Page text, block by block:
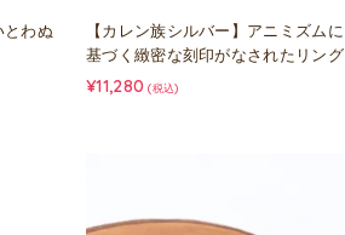
とわぬ
【カレン族シルバー】アニミズムに
基づく緻密な刻印がなされたリング
¥11,280 (税込)